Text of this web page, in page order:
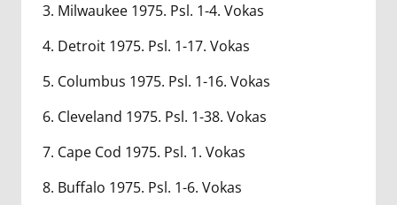
3. Milwaukee 1975. Psl. 1-4. Vokas
4. Detroit 1975. Psl. 1-17. Vokas
5. Columbus 1975. Psl. 1-16. Vokas
6. Cleveland 1975. Psl. 1-38. Vokas
7. Cape Cod 1975. Psl. 1. Vokas
8. Buffalo 1975. Psl. 1-6. Vokas